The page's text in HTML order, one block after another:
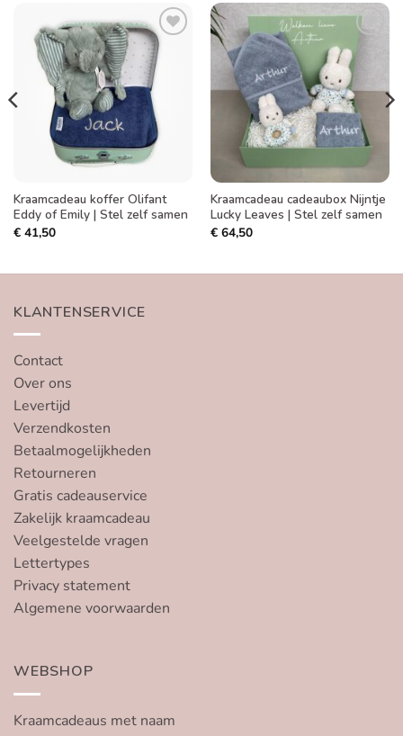
Toevoegen
aan
verlanglijst
Kraamcadeau koffer Olifant
Eddy of Emily | Stel zelf samen
€41,50
Toevoegen
aan
verlanglijst
Kraamcadeau cadeaubox Nijntje
Lucky Leaves | Stel zelf samen
€64,50
KLANTENSERVICE
Contact
Over ons
Levertijd
Verzendkosten
Betaalmogelijkheden
Retourneren
Gratis cadeauservice
Zakelijk kraamcadeau
Veelgestelde vragen
Lettertypes
Privacy statement
Algemene voorwaarden
WEBSHOP
Kraamcadeaus met naam